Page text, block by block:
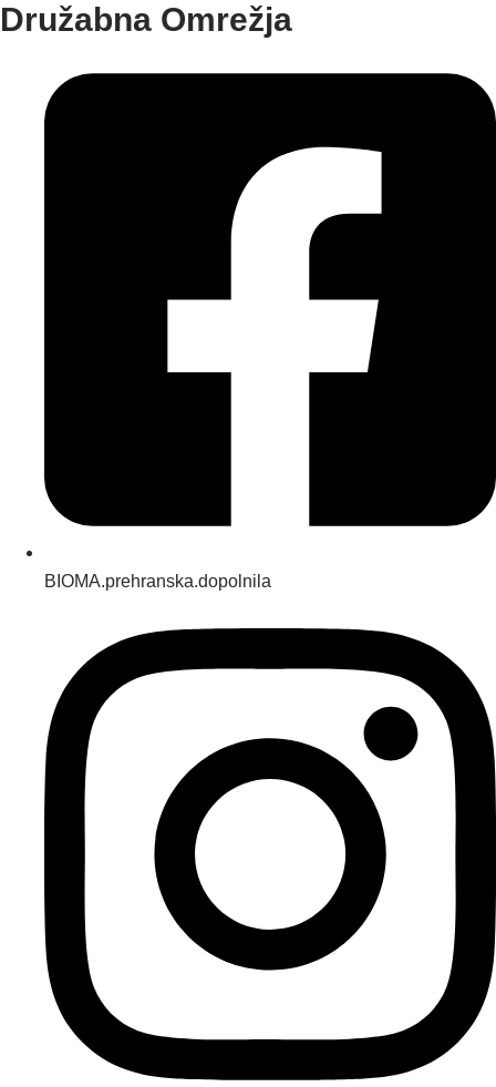
Družabna Omrežja
BIOMA.prehranska.dopolnila